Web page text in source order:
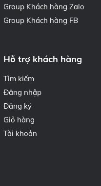
Group Khách hàng Zalo
Group Khách hàng FB
Hỗ trợ khách hàng
Tìm kiếm
Đăng nhập
Đăng ký
Giỏ hàng
Tài khoản